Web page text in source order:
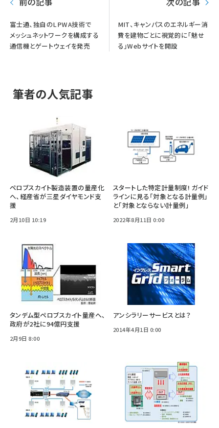
富士通、独自のLPWA技術で
メッシュネットワークを構成する
通信機とゲートウェイを発売
MIT、キャンパスのエネルギー消
費を建物ごとに視覚的に「魅せ
る」Webサイトを開設
筆者の人気記事
ペロブスカイト製造装置の量産化
へ、経産省が三星ダイヤモンド支
援
2月10日 10:19
スタートした特定計量制度! ガイド
ラインに見る「対象となる計量例」
と「対象とならない計量例」
2022年8月11日 0:00
タンデム型ペロブスカイト量産へ、
政府が2社に94億円支援
2月9日 8:00
アンシラリーサービスとは？
2014年4月1日 0:00